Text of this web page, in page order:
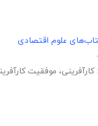
علوم اقتصادی
کارآفرینی، موفقیت